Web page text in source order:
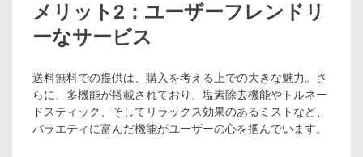
メリット2：ユーザーフレンドリ
ーなサービス
送料無料での提供は、購入を考える上での大きな魅力。さ
らに、多機能が搭載されており、塩素除去機能やトルネー
ドスティック、そしてリラックス効果のあるミストなど、
バラエティに富んだ機能がユーザーの心を掴んでいます。